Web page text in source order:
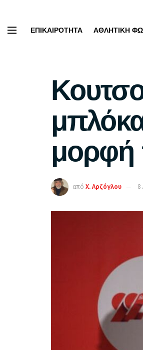
ΕΠΙΚΑΙΡΌΤΗΤΑ ΑΘΛΗΤΙΚΉ
μορφή
από Χ. Αρζόγλου 8